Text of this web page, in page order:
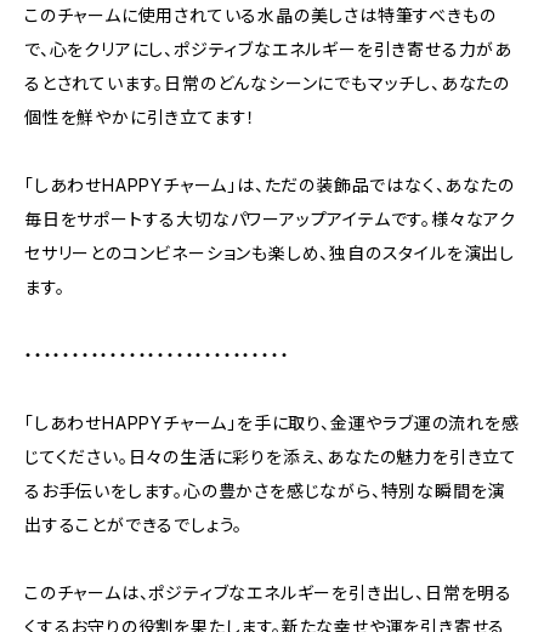
このチャームに使用されている水晶の美しさは特筆すべきもの
で、心をクリアにし、ポジティブなエネルギーを引き寄せる力があ
るとされています。日常のどんなシーンにでもマッチし、あなたの
個性を鮮やかに引き立てます！
「しあわせHAPPYチャーム」は、ただの装飾品ではなく、あなたの
毎日をサポートする大切なパワーアップアイテムです。様々なアク
セサリーとのコンビネーションも楽しめ、独自のスタイルを演出し
ます。
・・・・・・・・・・・・・・・・・・・・・・・・・・・・
「しあわせHAPPYチャーム」を手に取り、金運やラブ運の流れを感
じてください。日々の生活に彩りを添え、あなたの魅力を引き立て
るお手伝いをします。心の豊かさを感じながら、特別な瞬間を演
出することができるでしょう。
このチャームは、ポジティブなエネルギーを引き出し、日常を明る
くするお守りの役割を果たします。新たな幸せや運を引き寄せる